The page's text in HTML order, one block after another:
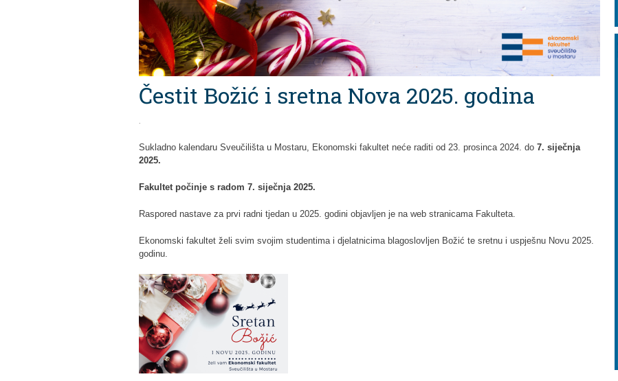
Čestit Božić i sretna Nova 2025. godina
.
Sukladno kalendaru Sveučilišta u Mostaru, Ekonomski fakultet neće raditi od 23. prosinca 2024. do 7. siječnja
2025.
Fakultet počinje s radom 7. siječnja 2025.
Raspored nastave za prvi radni tjedan u 2025. godini objavljen je na web stranicama Fakulteta.
Ekonomski fakultet želi svim svojim studentima i djelatnicima blagoslovljen Božić te sretnu i uspješnu Novu 2025.
godinu.